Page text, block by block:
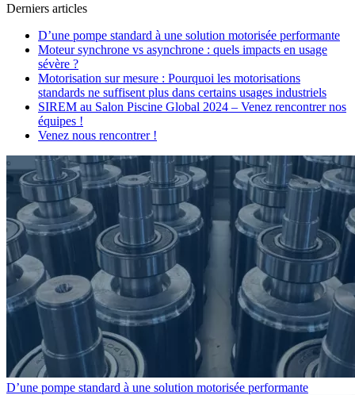
Derniers articles
D’une pompe standard à une solution motorisée performante
Moteur synchrone vs asynchrone : quels impacts en usage
sévère ?
Motorisation sur mesure : Pourquoi les motorisations
standards ne suffisent plus dans certains usages industriels
SIREM au Salon Piscine Global 2024 – Venez rencontrer nos
équipes !
Venez nous rencontrer !
D’une pompe standard à une solution motorisée performante